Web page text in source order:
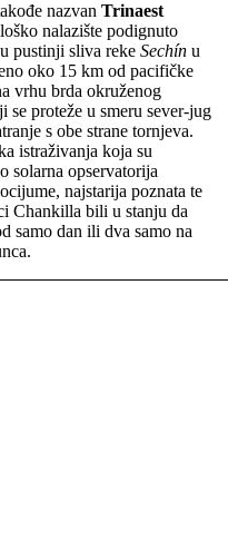
nazvan Trinaest
nalazište podignuto
pustinji sliva reke Sechín u
oko 15 km od pacifičke
vrhu brda okruženog
proteže u smeru sever-jug
s obe strane tornjeva.
istraživanja koja su
solarna opservatorija
najstarija poznata te
Chankilla bili u stanju da
samo dan ili dva samo na